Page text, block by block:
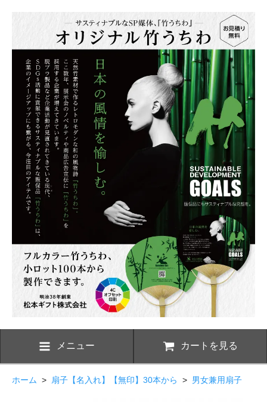
メニュー カートを見る
ホーム > 扇子【名入れ】【無印】30本から > 男女兼用扇子